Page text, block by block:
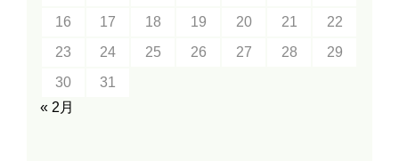
16
17 18 19 20 21
22
23
24 25 26 27 28
29
30
31
« 2月